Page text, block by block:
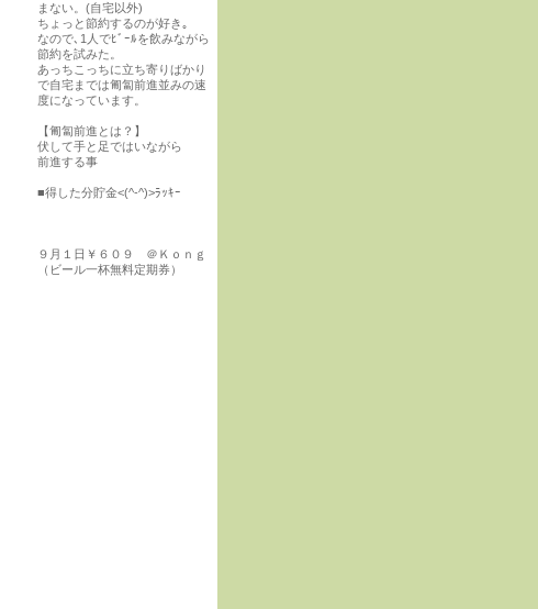
まない。(自宅以外)
ちょっと節約するのが好き｡
なので､1人でﾋﾞｰﾙを飲みながら
節約を試みた。
あっちこっちに立ち寄りばかり
で自宅までは匍匐前進並みの速
度になっています。
【匍匐前進とは？】
伏して手と足ではいながら
前進する事
■得した分貯金<(^-^)>ﾗｯｷｰ
９月１日￥６０９ ＠Ｋｏｎｇ
（ビール一杯無料定期券）